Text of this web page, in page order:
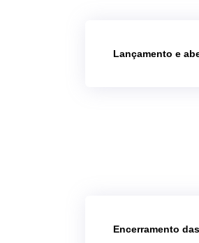
Lançamento e
Encerramento